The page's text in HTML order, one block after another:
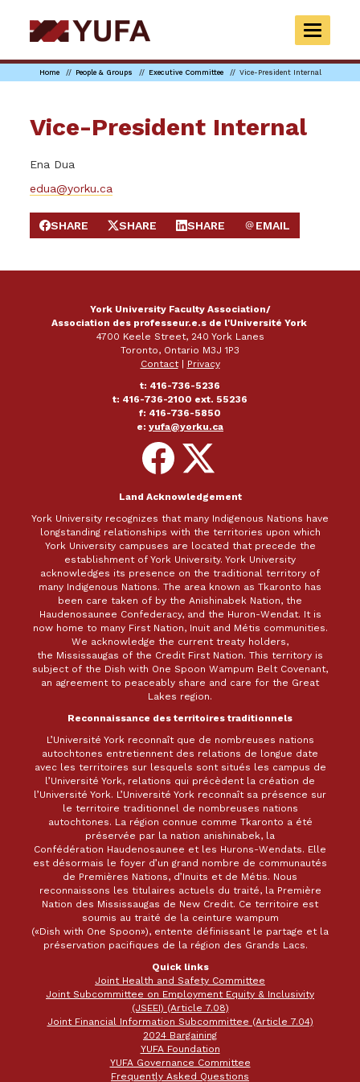
to
main
TOGGLE
Home People & Groups Executive Committee Vice-President Internal
Vice-President Internal
Ena Dua
edua@yorku.ca
SHARE ON FACEBOOK
SHARE
SHARE ON X
SHARE
SHARE ON LINKEDIN
SHARE
SEND EMAIL
EMAIL
York University Faculty Association/
Association des professeur.e.s de l'Université York
4700 Keele Street, 240 York Lanes
Toronto, Ontario M3J 1P3
Contact|
Privacy
t: 416-736-5236
t: 416-736-2100 ext. 55236
f: 416-736-5850
e: yufa@yorku.ca
Follow
on
Facebook
Follow
on
X
Land Acknowledgement
York University recognizes that many Indigenous Nations have
longstanding relationships with the territories upon which
York University campuses are located that precede the
establishment of York University. York University
acknowledges its presence on the traditional territory of
many Indigenous Nations. The area known as Tkaronto has
been care taken of by the Anishinabek Nation, the
Haudenosaunee Confederacy, and the Huron-Wendat. It is
now home to many First Nation, Inuit and Métis communities.
We acknowledge the current treaty holders,
the Mississaugas of the Credit First Nation. This territory is
subject of the Dish with One Spoon Wampum Belt Covenant,
an agreement to peaceably share and care for the Great
Lakes region.
Reconnaissance des territoires traditionnels
L’Université York reconnaît que de nombreuses nations
autochtones entretiennent des relations de longue date
avec les territoires sur lesquels sont situés les campus de
l’Université York, relations qui précèdent la création de
l’Université York. L’Université York reconnaît sa présence sur
le territoire traditionnel de nombreuses nations
autochtones. La région connue comme Tkaronto a été
préservée par la nation anishinabek, la
Confédération Haudenosaunee et les Hurons-Wendats. Elle
est désormais le foyer d’un grand nombre de communautés
de Premières Nations, d’Inuits et de Métis. Nous
reconnaissons les titulaires actuels du traité, la Première
Nation des Mississaugas de New Credit. Ce territoire est
soumis au traité de la ceinture wampum
(«Dish with One Spoon»), entente définissant le partage et la
préservation pacifiques de la région des Grands Lacs.
Quick links
Joint Health and Safety Committee
Joint Subcommittee on Employment Equity & Inclusivity
(JSEEI) (Article 7.08)
Joint Financial Information Subcommittee (Article 7.04)
2024 Bargaining
YUFA Foundation
YUFA Governance Committee
Frequently Asked Questions